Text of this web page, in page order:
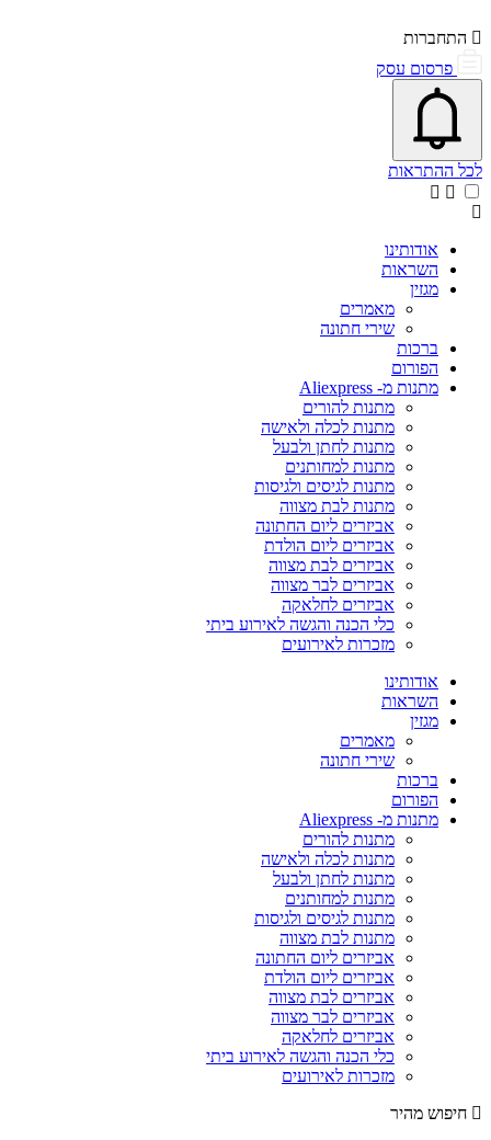
התחברות
פרסום עסק
פתיחת\סגירת מרכז התראות
אייקון פעמון
לכל ההתראות
אודותינו
השראות
מגזין
מאמרים
שירי חתונה
ברכות
הפורום
מתנות מ- Aliexpress
מתנות להורים
מתנות לכלה ולאישה
מתנות לחתן ולבעל
מתנות למחותנים
מתנות לגיסים ולגיסות
מתנות לבת מצווה
אביזרים ליום החתונה
אביזרים ליום הולדת
אביזרים לבת מצווה
אביזרים לבר מצווה
אביזרים לחלאקה
כלי הכנה והגשה לאירוע ביתי
מזכרות לאירועים
אודותינו
השראות
מגזין
מאמרים
שירי חתונה
ברכות
הפורום
מתנות מ- Aliexpress
מתנות להורים
מתנות לכלה ולאישה
מתנות לחתן ולבעל
מתנות למחותנים
מתנות לגיסים ולגיסות
מתנות לבת מצווה
אביזרים ליום החתונה
אביזרים ליום הולדת
אביזרים לבת מצווה
אביזרים לבר מצווה
אביזרים לחלאקה
כלי הכנה והגשה לאירוע ביתי
מזכרות לאירועים
חיפוש מהיר